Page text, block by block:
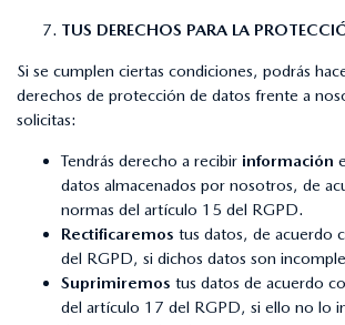
TUS DERECHOS PARA LA
Si se cumplen ciertas condiciones, podrás
derechos de protección de datos frente a
solicitas:
Tendrás derecho a recibir información
datos almacenados por nosotros, de
normas del artículo 15 del RGPD.
Rectificaremos tus datos, de acuerdo
del RGPD, si dichos datos son
Suprimiremos tus datos de acuerdo
del artículo 17 del RGPD, si ello no lo